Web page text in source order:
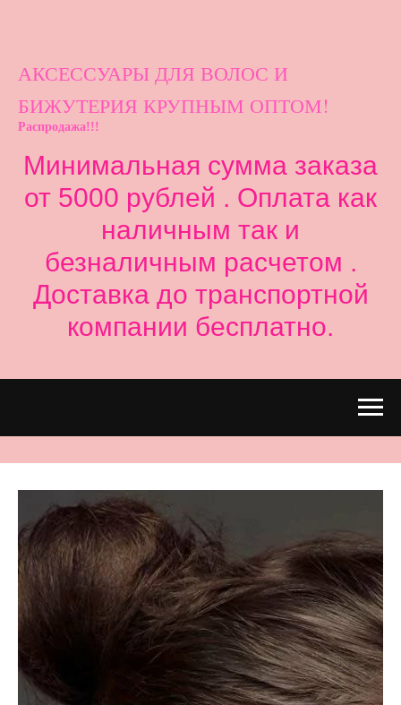
АКСЕССУАРЫ ДЛЯ ВОЛОС И
БИЖУТЕРИЯ КРУПНЫМ ОПТОМ!
Распродажа!!!
Минимальная сумма заказа
от 5000 рублей . Оплата как
наличным так и
безналичным расчетом .
Доставка до транспортной
компании бесплатно.